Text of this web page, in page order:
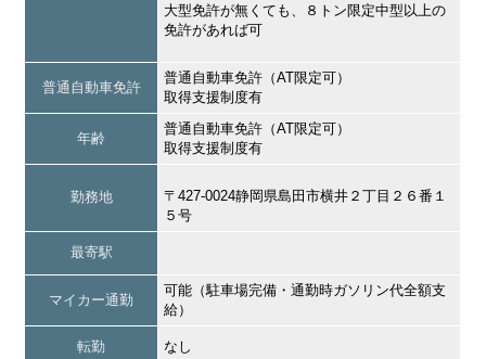
大型免許が無くても、８トン限定中型以上の
免許があれば可
普通自動車免許
普通自動車免許（AT限定可）
取得支援制度有
年齢
普通自動車免許（AT限定可）
取得支援制度有
勤務地
〒427-0024静岡県島田市横井２丁目２６番１
５号
最寄駅
マイカー通勤
可能（駐車場完備・通勤時ガソリン代全額支
給）
転勤 なし